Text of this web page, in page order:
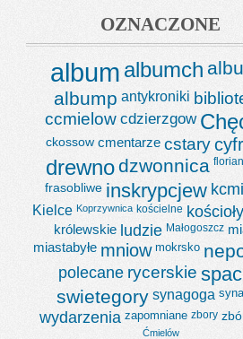
OZNACZONE
album albumch
albump antykroniki
ccmielow cdzierzgow
ckossow cmentarze cstary
drewnodzwonnica
frasobliwe inskrypcjew
Kielce Koprzywnica kościelne kościoły
królewskie ludzie Małogoszcz
miastabyłe mniow mokrsko
polecane rycerskie
swietegory synagoga
wydarzenia zapomniane zbory
Ćmielów